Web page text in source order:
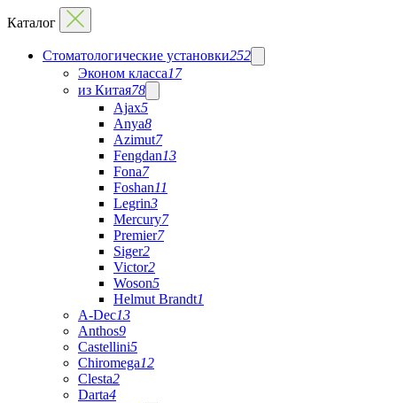
Каталог
Стоматологические установки252
Эконом класса17
из Китая78
Ajax5
Anya8
Azimut7
Fengdan13
Fona7
Foshan11
Legrin3
Mercury7
Premier7
Siger2
Victor2
Woson5
Helmut Brandt1
A-Dec13
Anthos9
Castellini5
Chiromega12
Clesta2
Darta4